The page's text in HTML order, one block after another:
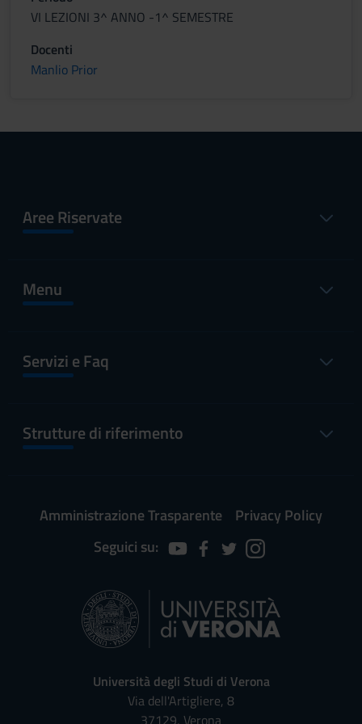
VI LEZIONI 3^ ANNO -1^ SEMESTRE
Docenti
Manlio Prior
Aree Riservate
Menu
Servizi e Faq
Strutture di riferimento
Amministrazione Trasparente
Privacy Policy
Seguici su:
Università degli Studi di Verona
Via dell'Artigliere, 8
37129, Verona